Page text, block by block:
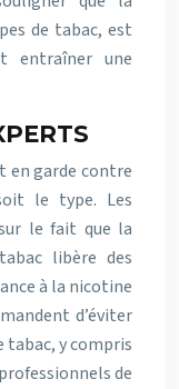
de tabac, est
entraîner une
en garde contre
le type. Les
le fait que la
libère des
à la nicotine
d’éviter
y compris
de